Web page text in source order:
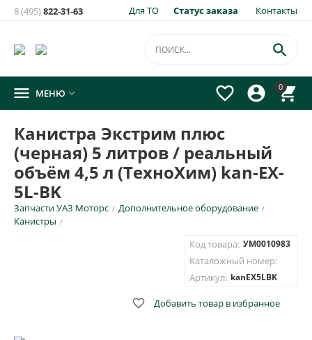
Для ТО Статус заказа Контакты
8 (495)822-31-63
0




 МЕНЮ 
Канистра Экстрим плюс
(черная) 5 литров / реальный
объём 4,5 л (ТехноХим) kan-EX-
5L-BK
Запчасти УАЗ Моторс / Дополнительное оборудование /
Канистры /
Код товара: УМ0010983
Каталожный номер:
Артикул: kanEX5LBK
 Добавить товар в избранное
товара:
×
Канистра Экстрим плюс (черная) 5 литров / реальный
объём 4,5 л (ТехноХим) kan-EX-5L-BK
E-mail для уведомления письмом
Номер телефона для SMS уведомления